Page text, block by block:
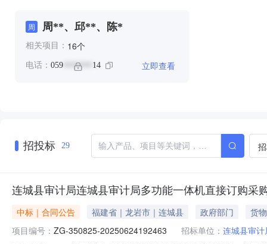
周 周**、邱**、陈*
相关项目： 16个
电话： 059 ******* 14 立即查看
招投标 29
连城县审计局连城县审计局多功能一体机直接订购采
中标｜合同公告 福建省｜龙岩市｜连城县 政府部门
货物
项目编号： ZG-350825-20250624192463 招标单位： 连城县审计